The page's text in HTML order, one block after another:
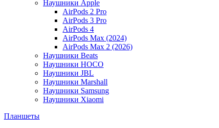
Наушники Apple
AirPods 2 Pro
AirPods 3 Pro
AirPods 4
AirPods Max (2024)
AirPods Max 2 (2026)
Наушники Beats
Наушники HOCO
Наушники JBL
Наушники Marshall
Наушники Samsung
Наушники Xiaomi
Планшеты